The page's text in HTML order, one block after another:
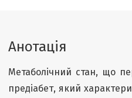
Анотація
Метаболічний стан, що
предіабет, який